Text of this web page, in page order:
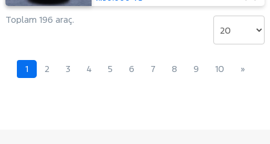
NISSAN
RENAULT
Toplam 196 araç.
1 2 3 4 5 6 7 8 9 10 »